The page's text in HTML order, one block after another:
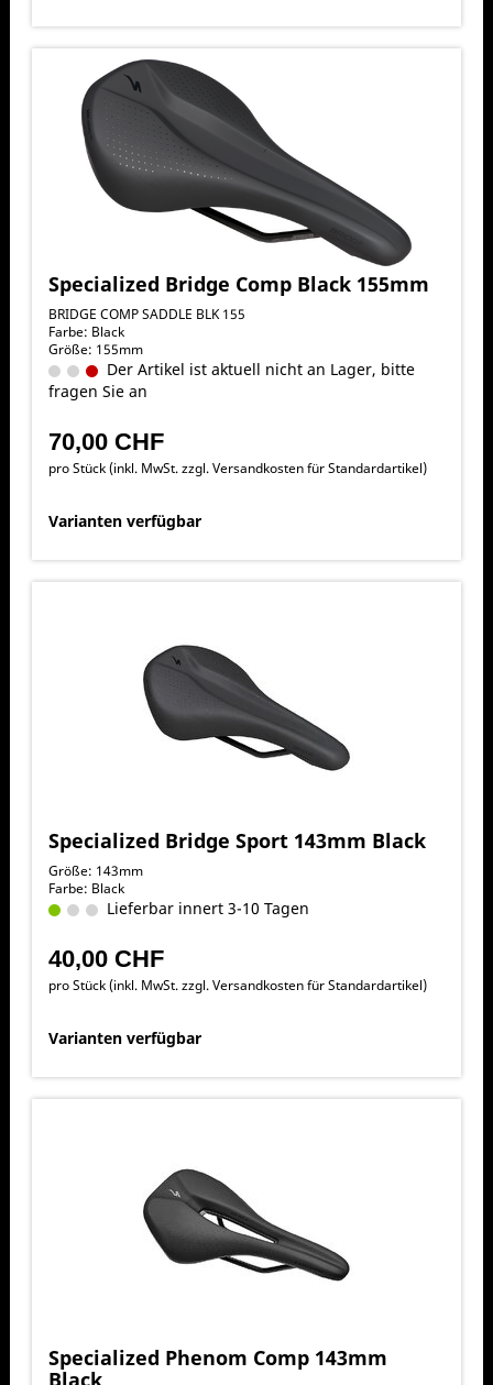
Specialized Bridge Comp Black 155mm
BRIDGE COMP SADDLE BLK 155
Farbe: Black
Größe: 155mm
Der Artikel ist aktuell nicht an Lager, bitte
fragen Sie an
70,00 CHF
pro Stück (inkl. MwSt. zzgl.Versandkosten für Standardartikel)
Varianten verfügbar
Specialized Bridge Sport 143mm Black
Größe: 143mm
Farbe: Black
Lieferbar innert 3-10 Tagen
40,00 CHF
pro Stück (inkl. MwSt. zzgl.Versandkosten für Standardartikel)
Varianten verfügbar
Specialized Phenom Comp 143mm
Black